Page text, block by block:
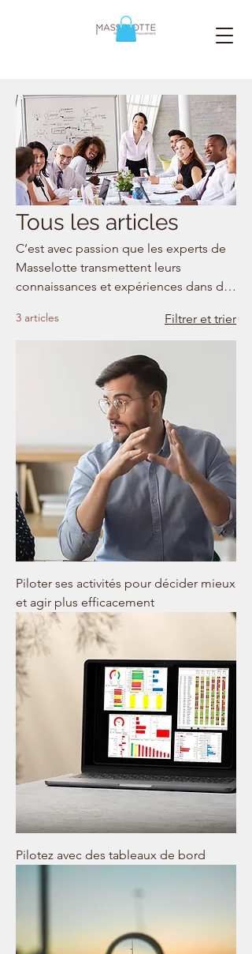
Tous les articles
C’est avec passion que les experts de
Masselotte transmettent leurs
connaissances et expériences dans des
propose des parcours cohérents et
progressifs sur plusieurs jours. Il est
toutefois possible, en fonction des
connaissances et des expériences de
chacun(e), de participer à une ou
plusieurs journées de manière isolée.
3 articles Filtrer et trier
Piloter ses activités pour décider mieux
et agir plus efficacement
Pilotez avec des tableaux de bord